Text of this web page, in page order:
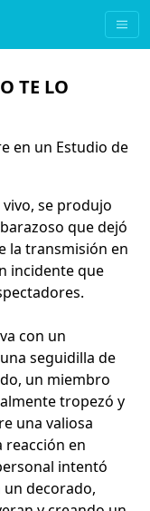
TE LO
en un Estudio de
se produjo
que dejó
la transmisión en
incidente que
con un
seguidilla de
un miembro
tropezó y
una valiosa
reacción en
intentó
decorado,